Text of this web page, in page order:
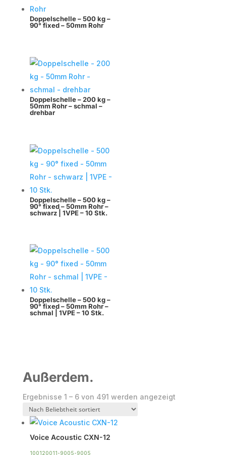
Doppelschelle – 500 kg –
90° fixed – 50mm Rohr
Doppelschelle – 200 kg –
50mm Rohr – schmal –
drehbar
Doppelschelle – 500 kg –
90° fixed – 50mm Rohr –
schwarz | 1VPE – 10 Stk.
Doppelschelle – 500 kg –
90° fixed – 50mm Rohr –
schmal | 1VPE – 10 Stk.
Außerdem.
Ergebnisse 1 – 6 von 491 werden angezeigtNach
Voice Acoustic CXN-12
100120011-9005-9005